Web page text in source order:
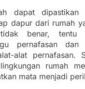
dapat dipastikan
dapur dari rumah
benar, tentu
pernafasan
alat pernafasan.
rumah
mata menjadi